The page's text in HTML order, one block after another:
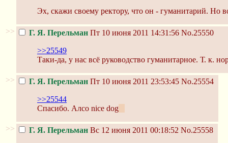
Эх, скажи своему ректору, что он - гуманитарий. Но
>> Г. Я. Перельман Пт 10 июня 2011 14:31:56 No.25550
>>25549
Таки-да, у нас всё руководство гуманитарное. Т. к.
>> Г. Я. Перельман Пт 10 июня 2011 23:53:45 No.25554
>>25544
Спасибо. Алсо nice dog
>> Г. Я. Перельман Вс 12 июня 2011 00:18:52 No.25558